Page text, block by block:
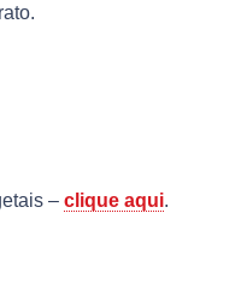
– clique aqui.